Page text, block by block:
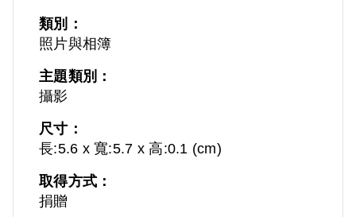
類別：
照片與相簿
主題類別：
攝影
尺寸：
長:5.6 x 寬:5.7 x 高:0.1 (cm)
取得方式：
捐贈